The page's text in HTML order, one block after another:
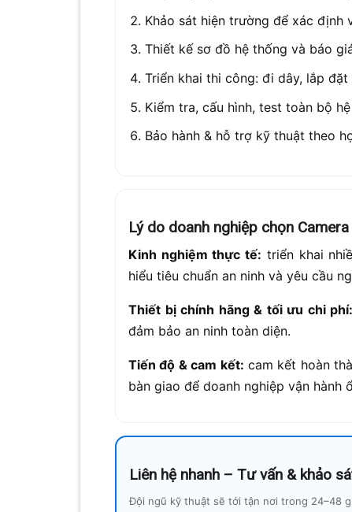
Khảo sát hiện trường để xác định
Thiết kế sơ đồ hệ thống và báo
Triển khai thi công: đi dây, lắp
Kiểm tra, cấu hình, test toàn bộ
Bảo hành & hỗ trợ kỹ thuật theo
Lý do doanh nghiệp chọn
Kinh nghiệm thực tế: triển khai
hiểu tiêu chuẩn an ninh và yêu cầu
Thiết bị chính hãng & tối ưu chi phí:
đảm bảo an ninh toàn diện.
Tiến độ & cam kết: cam kết hoàn
bàn giao để doanh nghiệp vận hành
Liên hệ nhanh – Tư vấn & khảo
Đội ngũ kỹ thuật sẽ tới tận nơi trong 24–48